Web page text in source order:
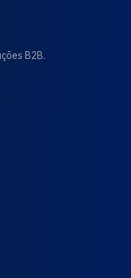
B2B.